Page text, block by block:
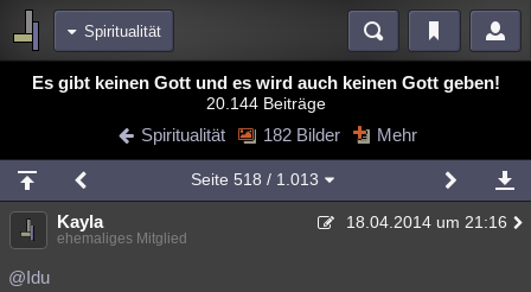
Spiritualität
Bereiche
Diskussionen Blogs Videos
Chat Wiki Neuigkeiten
meine Rubriken
Menschen Mystery Kriminalfälle
Spiritualität
Es gibt keinen Gott und es wird auch keinen Gott geben!
20.144 Beiträge
Spiritualität 182 Bilder Mehr
Seite 518 / 1.013
Kayla 18.04.2014 um 21:16
ehemaliges Mitglied
@Idu